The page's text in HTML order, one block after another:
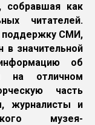
собравшая как
читателей.
поддержку СМИ,
в значительной
об
на отличном
часть
журналисты и
музея-